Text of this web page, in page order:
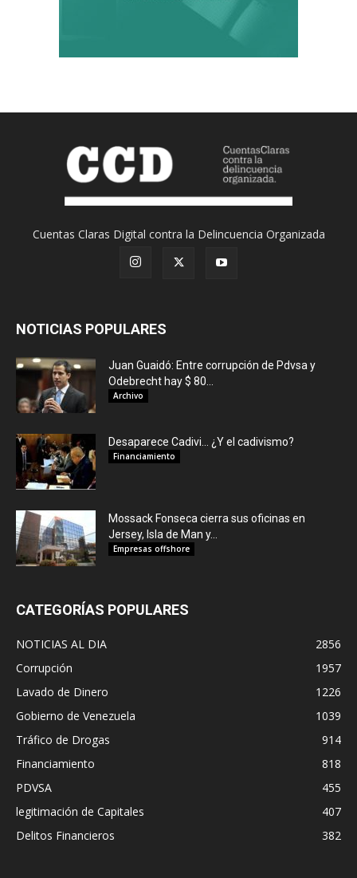
Cuentas Claras Digital contra la Delincuencia Organizada
NOTICIAS POPULARES
Juan Guaidó: Entre corrupción de Pdvsa y
Odebrecht hay $ 80...
Archivo
Desaparece Cadivi… ¿Y el cadivismo?
Financiamiento
Mossack Fonseca cierra sus oficinas en
Jersey, Isla de Man y...
Empresas offshore
CATEGORÍAS POPULARES
NOTICIAS AL DIA
2856
Corrupción
1957
Lavado de Dinero
1226
Gobierno de Venezuela
1039
Tráfico de Drogas
914
Financiamiento
818
PDVSA
455
legitimación de Capitales
407
Delitos Financieros
382